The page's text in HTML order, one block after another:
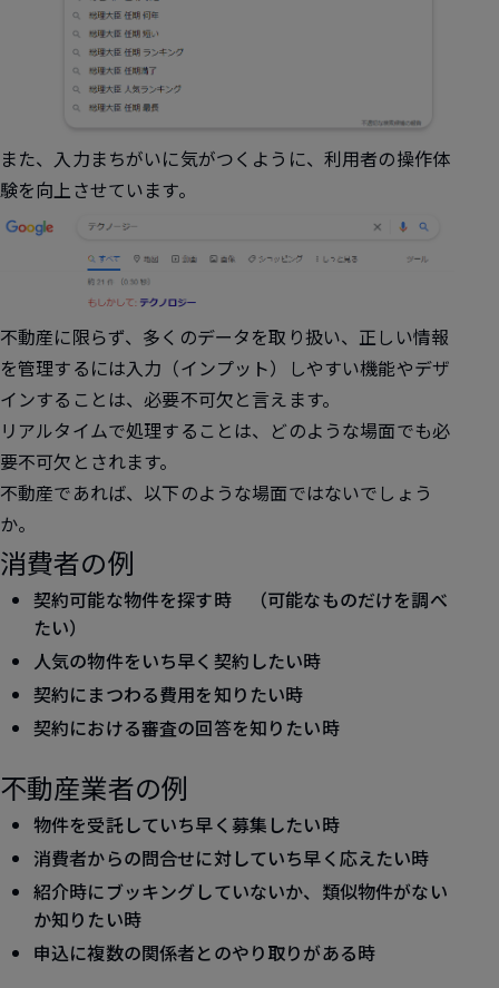
また、入力まちがいに気がつくように、利用者の操作体
験を向上させています。
不動産に限らず、多くのデータを取り扱い、正しい情報
を管理するには入力（インプット）しやすい機能やデザ
インすることは、必要不可欠と言えます。
リアルタイムで処理することは、どのような場面でも必
要不可欠とされます。
不動産であれば、以下のような場面ではないでしょう
か。
消費者の例
契約可能な物件を探す時 （可能なものだけを調べ
たい）
人気の物件をいち早く契約したい時
契約にまつわる費用を知りたい時
契約における審査の回答を知りたい時
不動産業者の例
物件を受託していち早く募集したい時
消費者からの問合せに対していち早く応えたい時
紹介時にブッキングしていないか、類似物件がない
か知りたい時
申込に複数の関係者とのやり取りがある時